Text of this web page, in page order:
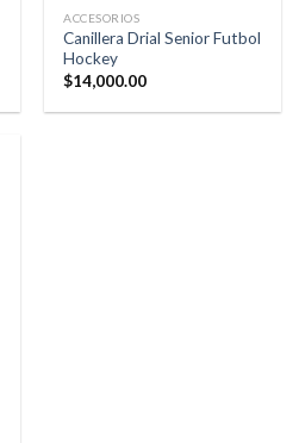
ACCESORIOS
Canillera Drial Senior Futbol
Hockey
$14,000.00